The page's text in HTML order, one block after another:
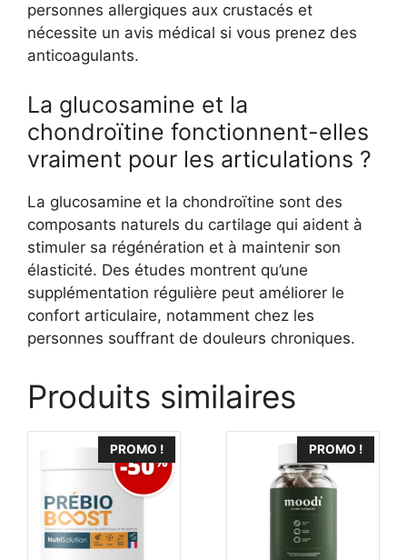
personnes allergiques aux crustacés et
nécessite un avis médical si vous prenez des
anticoagulants.
La glucosamine et la
chondroïtine fonctionnent-elles
vraiment pour les articulations ?
La glucosamine et la chondroïtine sont des
composants naturels du cartilage qui aident à
stimuler sa régénération et à maintenir son
élasticité. Des études montrent qu’une
supplémentation régulière peut améliorer le
confort articulaire, notamment chez les
personnes souffrant de douleurs chroniques.
Produits similaires
PROMO ! PROMO !